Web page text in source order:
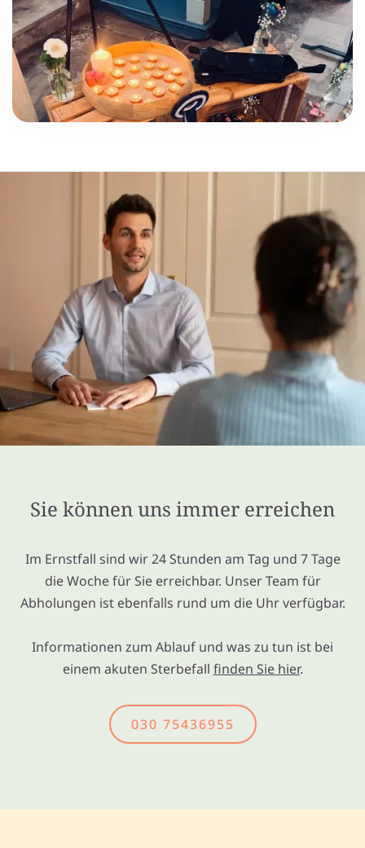
Sie können uns immer erreichen
Im Ernstfall sind wir 24 Stunden am Tag und 7 Tage
die Woche für Sie erreichbar. Unser Team für
Abholungen ist ebenfalls rund um die Uhr verfügbar.
Informationen zum Ablauf und was zu tun ist bei
einem akuten Sterbefall finden Sie hier.
030 75436955